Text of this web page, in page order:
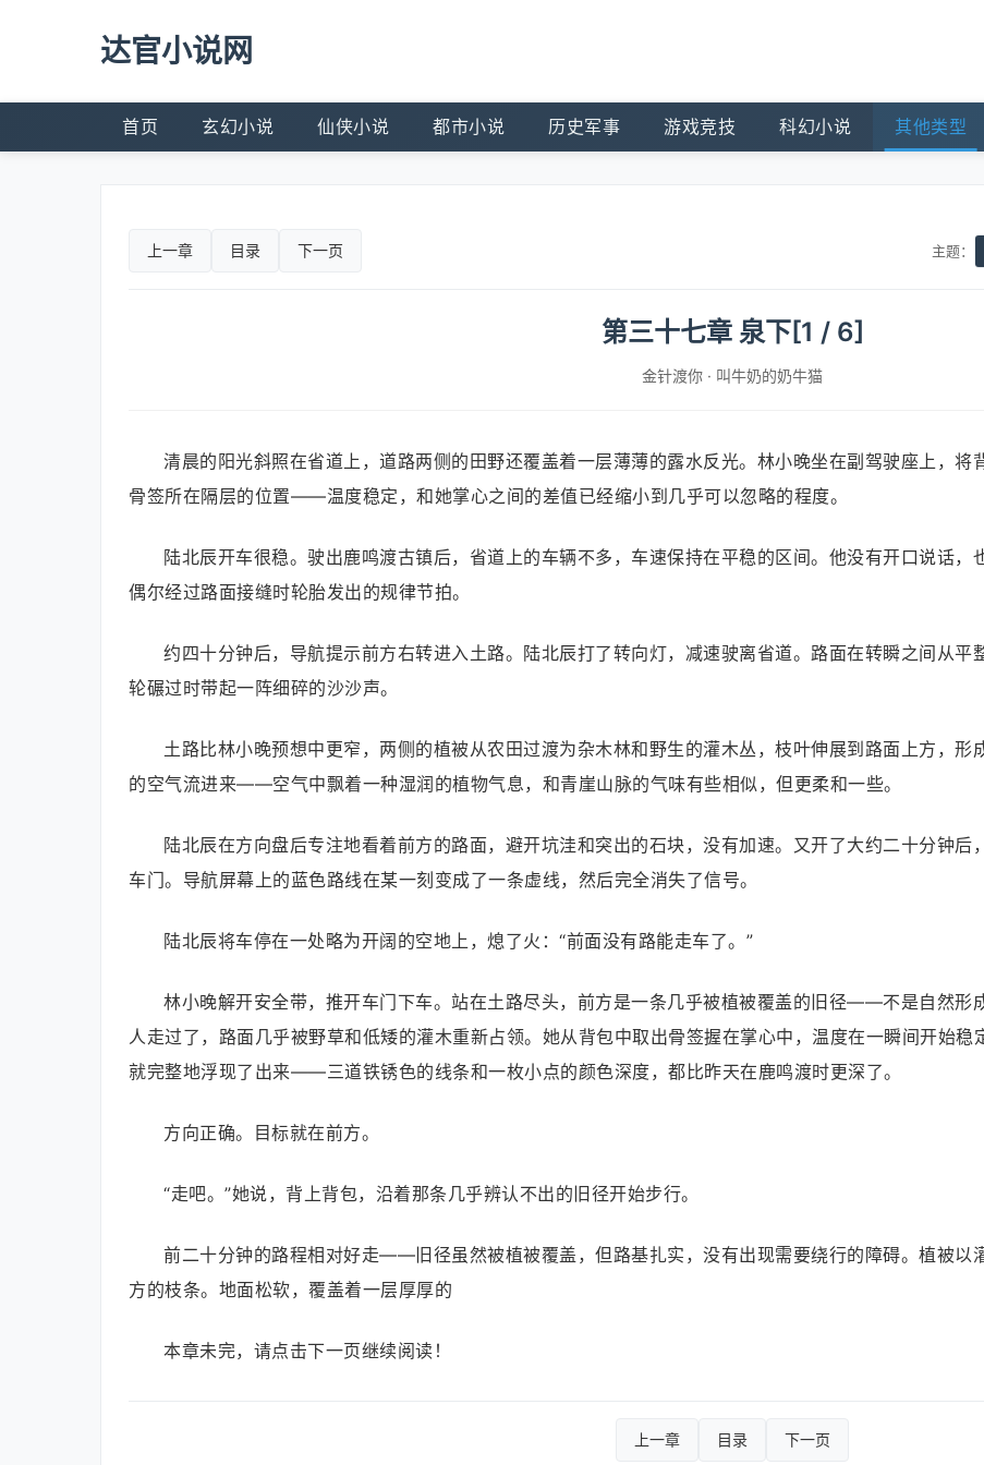
达官小说网
首页 玄幻小说 仙侠小说 都市小说 历史军事 游戏竞技 科幻小说 其他类型
上一章 目录 下一页 主题：
第三十七章 泉下[1 / 6]
金针渡你 · 叫牛奶的奶牛猫
清晨的阳光斜照在省道上，道路两侧的田野还覆盖着一层薄薄的露水反光。林小晚坐在副驾驶座上，将
骨签所在隔层的位置——温度稳定，和她掌心之间的差值已经缩小到几乎可以忽略的程度。
陆北辰开车很稳。驶出鹿鸣渡古镇后，省道上的车辆不多，车速保持在平稳的区间。他没有开口说话
偶尔经过路面接缝时轮胎发出的规律节拍。
约四十分钟后，导航提示前方右转进入土路。陆北辰打了转向灯，减速驶离省道。路面在转瞬之间从平
轮碾过时带起一阵细碎的沙沙声。
土路比林小晚预想中更窄，两侧的植被从农田过渡为杂木林和野生的灌木丛，枝叶伸展到路面上方，
的空气流进来——空气中飘着一种湿润的植物气息，和青崖山脉的气味有些相似，但更柔和一些。
陆北辰在方向盘后专注地看着前方的路面，避开坑洼和突出的石块，没有加速。又开了大约二十分钟
车门。导航屏幕上的蓝色路线在某一刻变成了一条虚线，然后完全消失了信号。
陆北辰将车停在一处略为开阔的空地上，熄了火：“前面没有路能走车了。”
林小晚解开安全带，推开车门下车。站在土路尽头，前方是一条几乎被植被覆盖的旧径——不是自然形
人走过了，路面几乎被野草和低矮的灌木重新占领。她从背包中取出骨签握在掌心中，温度在一瞬间开始
就完整地浮现了出来——三道铁锈色的线条和一枚小点的颜色深度，都比昨天在鹿鸣渡时更深了。
方向正确。目标就在前方。
“走吧。”她说，背上背包，沿着那条几乎辨认不出的旧径开始步行。
前二十分钟的路程相对好走——旧径虽然被植被覆盖，但路基扎实，没有出现需要绕行的障碍。植被以
方的枝条。地面松软，覆盖着一层厚厚的
本章未完，请点击下一页继续阅读！
上一章 目录 下一页